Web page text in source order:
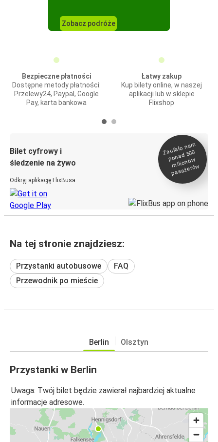
Zobacz podróże
Bezpieczne płatności
Dostępne metody płatności:
Przelewy24, Paypal, Google
Pay, karta bankowa
Łatwy zakup
Kup bilety online, w naszej
aplikacji lub w sklepie
Flixshop
Bilet cyfrowy i
śledzenie na żywo
Odkryj aplikację FlixBusa
Zaufało na
m
ponad 500
milionó
w
pasażeró
w
Na tej stronie znajdziesz:
Przystanki autobusowe
FAQ
Przewodnik po mieście
Berlin Olsztyn
Przystanki w Berlin
Uwaga: Twój bilet będzie zawierał najbardziej aktualne
informacje adresowe.